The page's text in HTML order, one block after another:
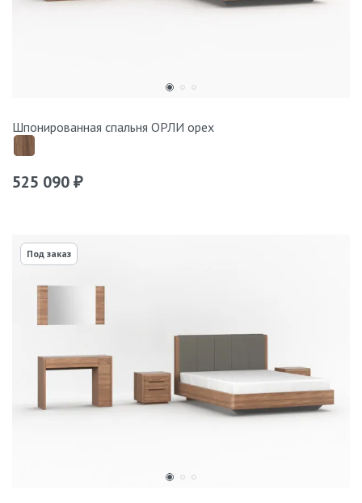
Шпонированная спальня ОРЛИ орех
525 090 ₽
Под заказ